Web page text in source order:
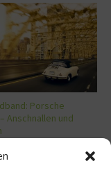
Porsche
Anschnallen und